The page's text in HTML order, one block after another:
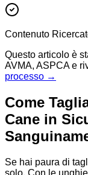
Contenuto
Questo articolo è
AVMA, ASPCA e
processo →
Come
Cane in
Se hai paura di
solo. Con le